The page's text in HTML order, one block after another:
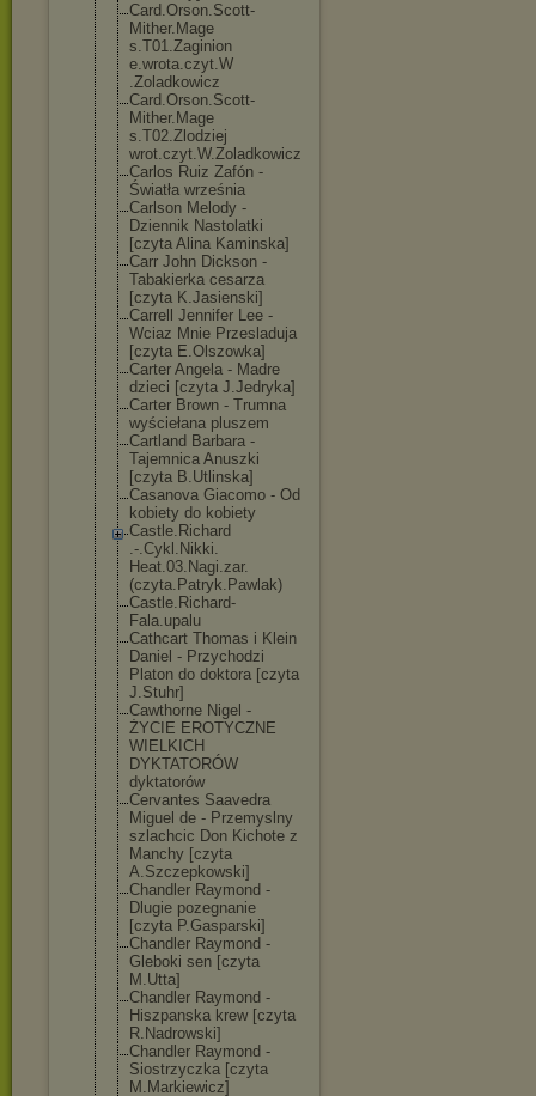
Card.Orson.Scott-
Mither.Mage
s.T01.Zaginion
e.wrota.czyt.W
.Zoladkowicz
Card.Orson.Scott-
Mither.Mage
s.T02.Zlodziej
wrot.czyt.W.Zo ladkowicz
Carlos Ruiz Zafón -
Światła września
Carlson Melody -
Dziennik Nastolatki
[czyta Alina Kaminska]
Carr John Dickson -
Tabakierka cesarza
[czyta K.Jasienski]
Carrell Jennifer Lee -
Wciaz Mnie Przesladuja
[czyta E.Olszowka]
Carter Angela - Madre
dzieci [czyta J.Jedryka]
Carter Brown - Trumna
wyściełana pluszem
Cartland Barbara -
Tajemnica Anuszki
[czyta B.Utlinska]
Casanova Giacomo - Od
kobiety do kobiety
Castle.Richard
.-.Cykl.Nikki.
Heat.03.Nagi.zar.
(czyta.Patryk.Pawlak)
Castle.Richard-
Fala.upalu
Cathcart Thomas i Klein
Daniel - Przychodzi
Platon do doktora [czyta
J.Stuhr]
Cawthorne Nigel -
ŻYCIE EROTYCZNE
WIELKICH
DYKTATORÓW
dyktatorów
Cervantes Saavedra
Miguel de - Przemyslny
szlachcic Don Kichote z
Manchy [czyta
A.Szczepkowski]
Chandler Raymond -
Dlugie pozegnanie
[czyta P.Gasparski]
Chandler Raymond -
Gleboki sen [czyta
M.Utta]
Chandler Raymond -
Hiszpanska krew [czyta
R.Nadrowski]
Chandler Raymond -
Siostrzyczka [czyta
M.Markiewicz]